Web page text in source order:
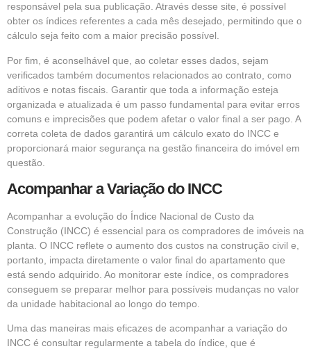
responsável pela sua publicação. Através desse site, é possível
obter os índices referentes a cada mês desejado, permitindo que o
cálculo seja feito com a maior precisão possível.
Por fim, é aconselhável que, ao coletar esses dados, sejam
verificados também documentos relacionados ao contrato, como
aditivos e notas fiscais. Garantir que toda a informação esteja
organizada e atualizada é um passo fundamental para evitar erros
comuns e imprecisões que podem afetar o valor final a ser pago. A
correta coleta de dados garantirá um cálculo exato do INCC e
proporcionará maior segurança na gestão financeira do imóvel em
questão.
Acompanhar a Variação do INCC
Acompanhar a evolução do Índice Nacional de Custo da
Construção (INCC) é essencial para os compradores de imóveis na
planta. O INCC reflete o aumento dos custos na construção civil e,
portanto, impacta diretamente o valor final do apartamento que
está sendo adquirido. Ao monitorar este índice, os compradores
conseguem se preparar melhor para possíveis mudanças no valor
da unidade habitacional ao longo do tempo.
Uma das maneiras mais eficazes de acompanhar a variação do
INCC é consultar regularmente a tabela do índice, que é